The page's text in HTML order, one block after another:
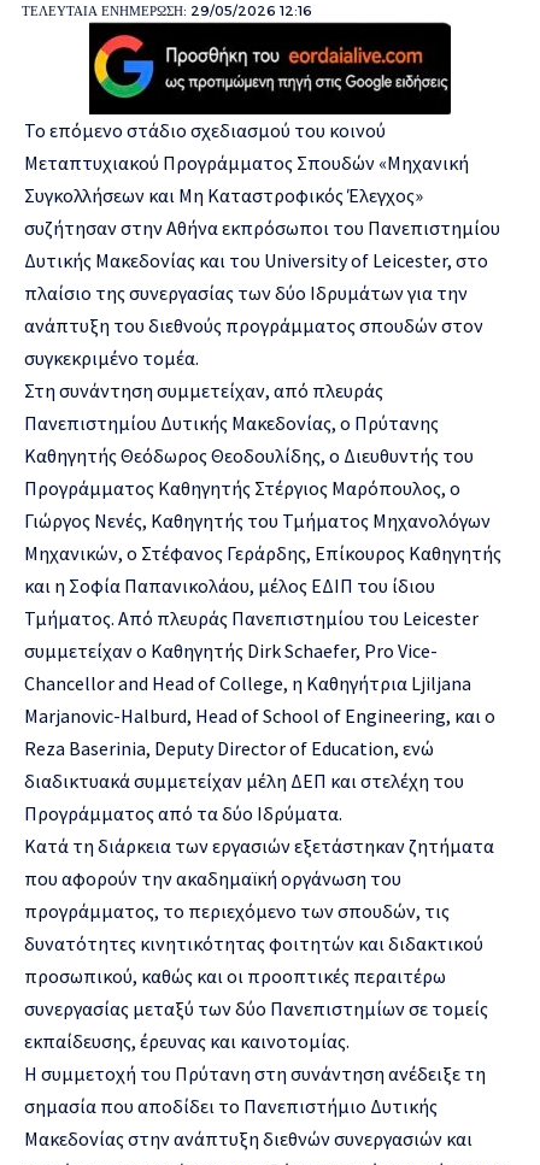
ΤΕΛΕΥΤΑΙΑ ΕΝΗΜΕΡΩΣΗ: 29/05/2026 12:16
Το επόμενο στάδιο σχεδιασμού του κοινού
Μεταπτυχιακού Προγράμματος Σπουδών «Μηχανική
Συγκολλήσεων και Μη Καταστροφικός Έλεγχος»
συζήτησαν στην Αθήνα εκπρόσωποι του Πανεπιστημίου
Δυτικής Μακεδονίας και του University of Leicester, στο
πλαίσιο της συνεργασίας των δύο Ιδρυμάτων για την
ανάπτυξη του διεθνούς προγράμματος σπουδών στον
συγκεκριμένο τομέα.
Στη συνάντηση συμμετείχαν, από πλευράς
Πανεπιστημίου Δυτικής Μακεδονίας, ο Πρύτανης
Καθηγητής Θεόδωρος Θεοδουλίδης, ο Διευθυντής του
Προγράμματος Καθηγητής Στέργιος Μαρόπουλος, ο
Γιώργος Νενές, Καθηγητής του Τμήματος Μηχανολόγων
Μηχανικών, ο Στέφανος Γεράρδης, Επίκουρος Καθηγητής
και η Σοφία Παπανικολάου, μέλος ΕΔΙΠ του ίδιου
Τμήματος. Από πλευράς Πανεπιστημίου του Leicester
συμμετείχαν ο Καθηγητής Dirk Schaefer, Pro Vice-
Chancellor and Head of College, η Καθηγήτρια Ljiljana
Marjanovic-Halburd, Head of School of Engineering, και ο
Reza Baserinia, Deputy Director of Education, ενώ
διαδικτυακά συμμετείχαν μέλη ΔΕΠ και στελέχη του
Προγράμματος από τα δύο Ιδρύματα.
Κατά τη διάρκεια των εργασιών εξετάστηκαν ζητήματα
που αφορούν την ακαδημαϊκή οργάνωση του
προγράμματος, το περιεχόμενο των σπουδών, τις
δυνατότητες κινητικότητας φοιτητών και διδακτικού
προσωπικού, καθώς και οι προοπτικές περαιτέρω
συνεργασίας μεταξύ των δύο Πανεπιστημίων σε τομείς
εκπαίδευσης, έρευνας και καινοτομίας.
Η συμμετοχή του Πρύτανη στη συνάντηση ανέδειξε τη
σημασία που αποδίδει το Πανεπιστήμιο Δυτικής
Μακεδονίας στην ανάπτυξη διεθνών συνεργασιών και